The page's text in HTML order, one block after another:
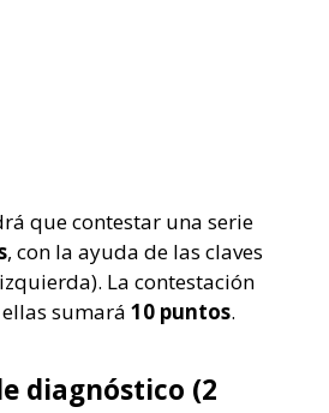
que contestar una serie
, con la ayuda de las claves
La contestación
sumará 10 puntos.
diagnóstico (2